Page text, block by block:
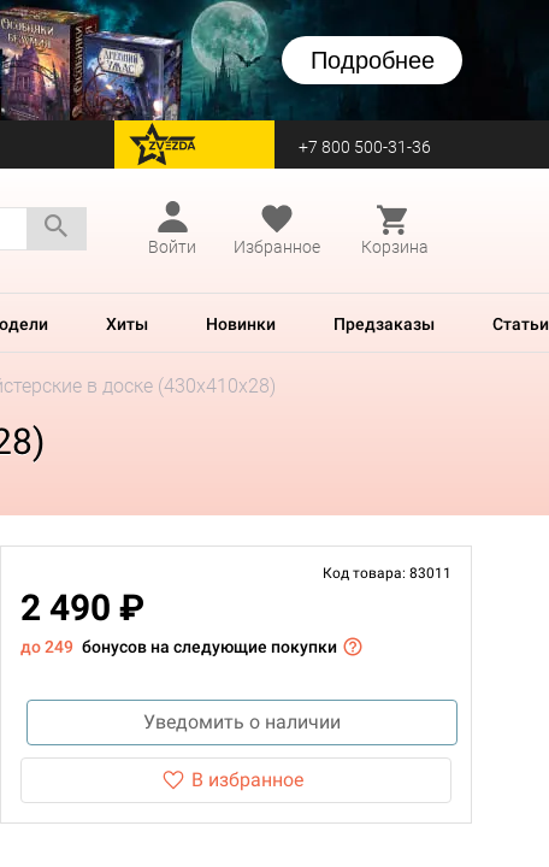
Подробнее
перейти на Zvezda +7 800 500-31-36
Войти
Избранное Корзина
Хиты Новинки Предзаказы Статьи
в доске (430x410x28)
Код товара: 83011
2 490 ₽
до 249 бонусов на следующие покупки
Уведомить о наличии
В избранное